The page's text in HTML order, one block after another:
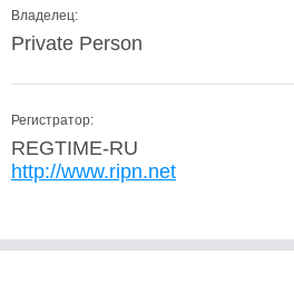
Владелец:
Private Person
Регистратор:
REGTIME-RU
http://www.ripn.net